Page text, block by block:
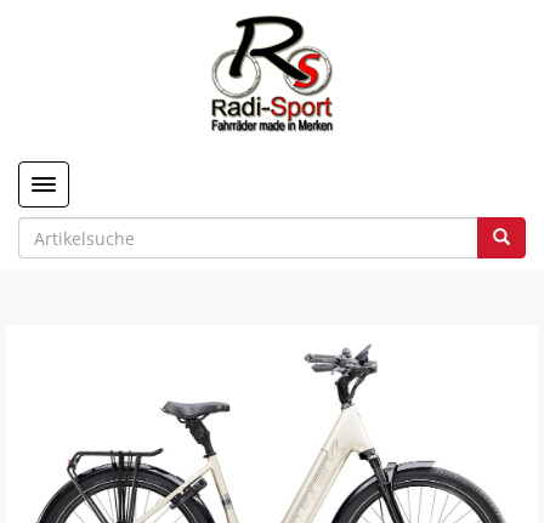
Toggle navigation